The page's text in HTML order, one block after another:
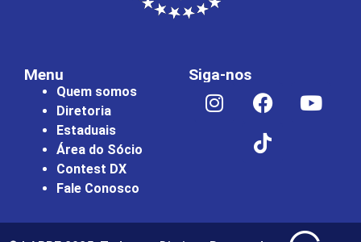
Menu
Quem somos
Diretoria
Estaduais
Área do Sócio
Contest DX
Fale Conosco
Siga-nos